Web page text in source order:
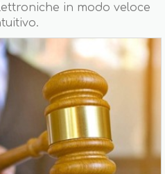
in modo veloce